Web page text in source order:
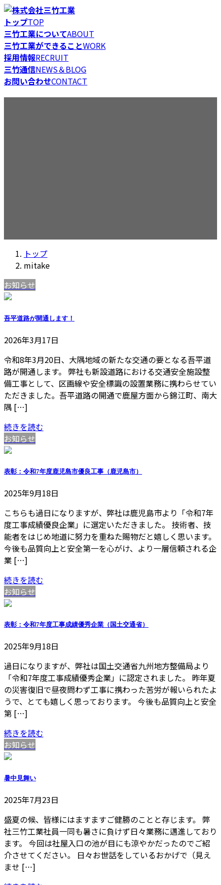
コ
ン
テ
ン
ツ
へ
ス
ナ
ビ
ゲ
ー
シ
ョ
ン
トップTOP
三竹工業についてABOUT
三竹工業ができることWORK
採用情報RECRUIT
三竹通信NEWS＆BLOG
お問い合わせCONTACT
トップ
mitake
お知らせ
吾平道路が開通します！
2026年3月17日
令和8年3月20日、大隅地域の新たな交通の要となる吾平道
路が開通します。 弊社も新設道路における交通安全施設整
備工事として、区画線や安全標識の設置業務に携わらせてい
ただきました。吾平道路の開通で鹿屋方面から錦江町、南大
隅 […]
続きを読む
お知らせ
表彰：令和7年度鹿児島市優良工事（鹿児島市）
2025年9月18日
こちらも過日になりますが、弊社は鹿児島市より「令和7年
度工事成績優良企業」に選定いただきました。 技術者、技
能者をはじめ地道に努力を重ねた賜物だと嬉しく思います。
今後も品質向上と安全第一を心がけ、より一層信頼される企
業 […]
続きを読む
お知らせ
表彰：令和7年度工事成績優秀企業（国土交通省）
2025年9月18日
過日になりますが、弊社は国土交通省九州地方整備局より
「令和7年度工事成績優秀企業」に認定されました。 昨年夏
の災害復旧で昼夜問わず工事に携わった苦労が報いられたよ
うで、とても嬉しく思っております。 今後も品質向上と安全
第 […]
続きを読む
お知らせ
暑中見舞い
2025年7月23日
盛夏の候、皆様にはますますご健勝のことと存じます。 弊
社三竹工業社員一同も暑さに負けず日々業務に邁進しており
ます。 今回は社屋入口の池が目にも涼やかだったのでご紹
介させてください。 日々お世話をしているおかげで（見え
ませ […]